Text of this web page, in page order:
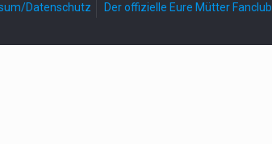
Datenschutz Der offizielle Eure Mütter Fanclub